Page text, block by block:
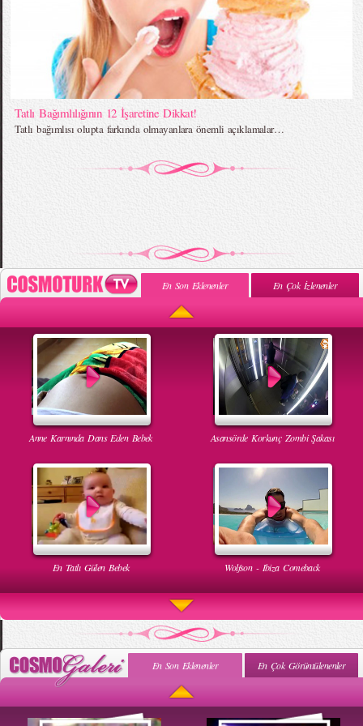
Tatlı Bağımlılığının 12 İşaretine Dikkat!
Tatlı bağımlısı olupta farkında olmayanlara önemli açıklamalar…
En Son Eklenenler En Çok İzlenenler
Anne Karnında Dans Eden Bebek Asansörde Korkunç Zombi Şakası
En Tatlı Gülen Bebek Wolfson - Ibiza Comeback
Uyuyan Bebeğe Gangnam Dinletilirse Ne Olur
En Son Eklenenler En Çok Görüntülenenler